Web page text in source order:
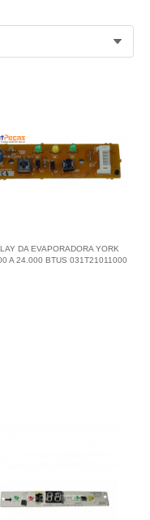
DA EVAPORADORA YORK
A 24.000 BTUS 031T21011000